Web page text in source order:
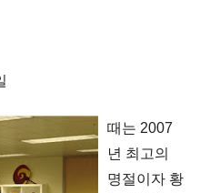
때는 2007
년 최고의
명절이자 황